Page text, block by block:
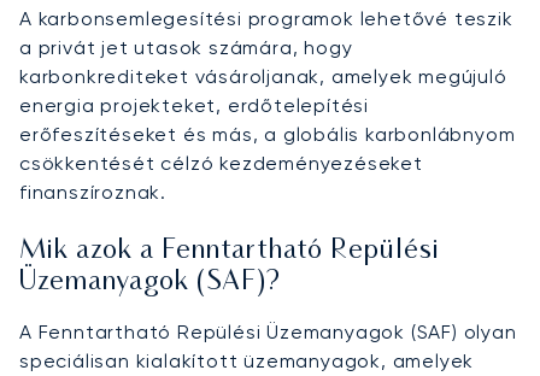
A karbonsemlegesítési programok lehetővé teszik
a privát jet utasok számára, hogy
karbonkrediteket vásároljanak, amelyek megújuló
energia projekteket, erdőtelepítési
erőfeszítéseket és más, a globális karbonlábnyom
csökkentését célzó kezdeményezéseket
finanszíroznak.
Mik azok a Fenntartható Repülési
Üzemanyagok (SAF)?
A Fenntartható Repülési Üzemanyagok (SAF) olyan
speciálisan kialakított üzemanyagok, amelyek